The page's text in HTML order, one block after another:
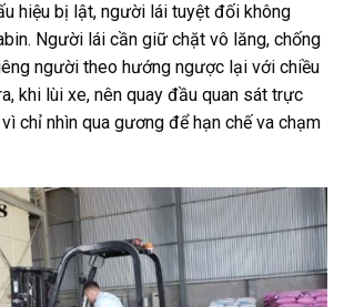
hiệu bị lật, người lái tuyệt đối không
Người lái cần giữ chặt vô lăng, chống
người theo hướng ngược lại với chiều
khi lùi xe, nên quay đầu quan sát trực
chỉ nhìn qua gương để hạn chế va chạm